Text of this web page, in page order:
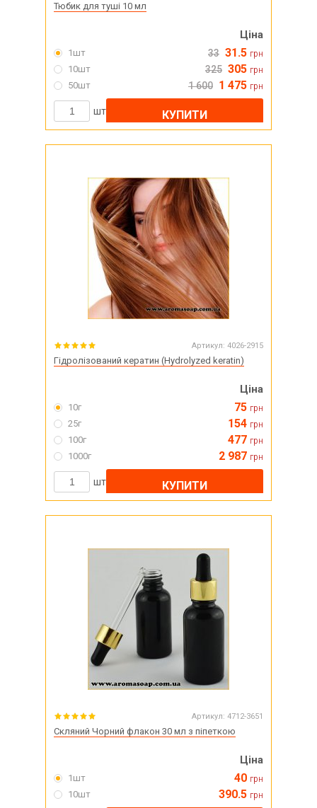
Тюбик для туші 10 мл
Ціна
1шт 33 31.5 грн
10шт 325 305 грн
50шт 1 600 1 475 грн
шт КУПИТИ
Артикул: 4026-2915
Гідролізований кератин (Hydrolyzed keratin)
Ціна
10г 75 грн
25г 154 грн
100г 477 грн
1000г 2 987 грн
шт КУПИТИ
Артикул: 4712-3651
Скляний Чорний флакон 30 мл з піпеткою
Ціна
1шт 40 грн
10шт 390.5 грн